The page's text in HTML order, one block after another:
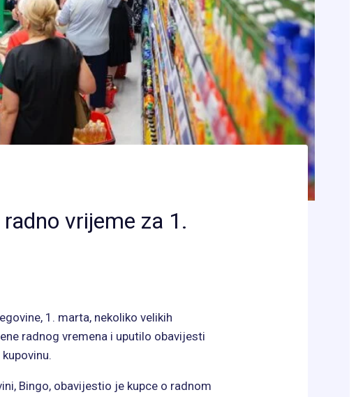
vrijeme za 1.
1. marta, nekoliko velikih
radnog vremena i uputilo obavijesti
Bingo, obavijestio je kupce o radnom